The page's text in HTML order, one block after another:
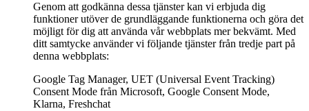
Genom att godkänna dessa tjänster kan vi erbjuda dig
funktioner utöver de grundläggande funktionerna och göra det
möjligt för dig att använda vår webbplats mer bekvämt. Med
ditt samtycke använder vi följande tjänster från tredje part på
denna webbplats:
Google Tag Manager, UET (Universal Event Tracking)
Consent Mode från Microsoft, Google Consent Mode,
Klarna, Freshchat